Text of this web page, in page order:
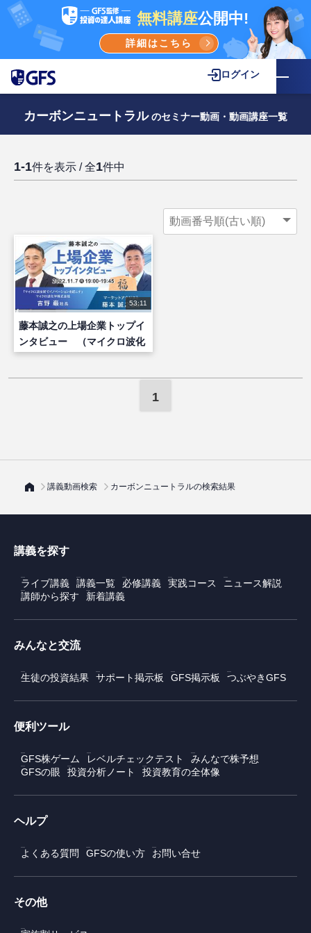
無料講座公開中!
詳細はこちら
ログイン
カーボンニュートラル のセミナー動画・動画講座一覧
1-1件を表示 / 全1件中
53:11
藤本誠之の上場企業トップイ
ンタビュー （マイクロ波化
学 吉野 巌社長）
1
講義動画検索 カーボンニュートラルの検索結果
講義を探す
ライブ講義 講義一覧 必修講義 実践コース
ニュース解説
講師から探す
新着講義
みんなと交流
生徒の投資結果 サポート掲示板 GFS掲示板 つぶやきGFS
便利ツール
GFS株ゲーム レベルチェックテスト
みんなで株予想
GFSの眼
投資分析ノート 投資教育の全体像
ヘルプ
よくある質問 GFSの使い方 お問い合せ
その他